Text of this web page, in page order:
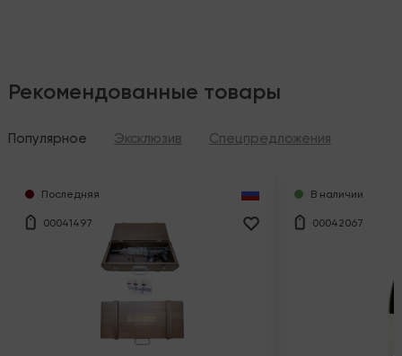
Рекомендованные товары
Популярное Эксклюзив Спецпредложения
Последняя
00041497
В наличии
00042067